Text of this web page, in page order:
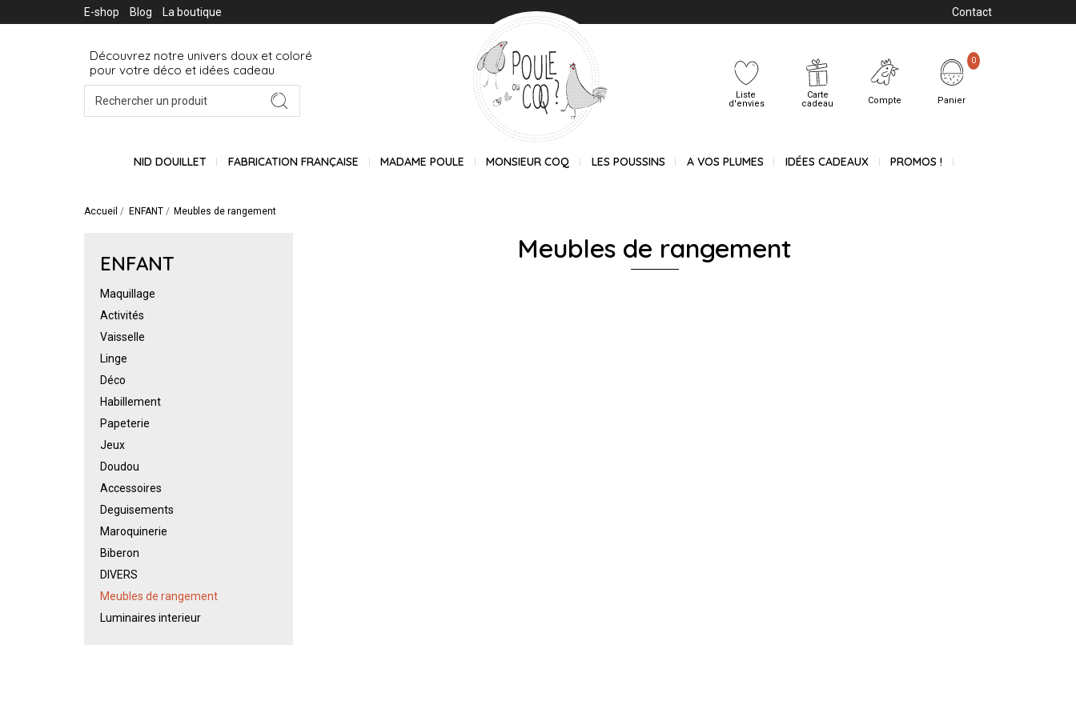
E-shop Blog La boutique Contact
Découvrez notre univers doux et coloré
pour votre déco et idées cadeau
Liste
d'envies
Carte
cadeau
Compte Panier
0
NID DOUILLET FABRICATION FRANÇAISE MADAME POULE MONSIEUR COQ LES POUSSINS A VOS PLUMES IDÉES CADEAUX PROMOS !
Accueil ENFANT Meubles de rangement
ENFANT
Maquillage
Activités
Vaisselle
Linge
Déco
Habillement
Papeterie
Jeux
Doudou
Accessoires
Deguisements
Maroquinerie
Biberon
DIVERS
Meubles de rangement
Luminaires interieur
Meubles de rangement